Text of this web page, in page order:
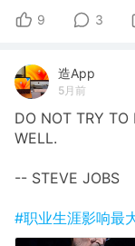
9 3
造App
5月前
DO NOT TRY TO
WELL.
-- STEVE JOBS
#职业生涯影响最